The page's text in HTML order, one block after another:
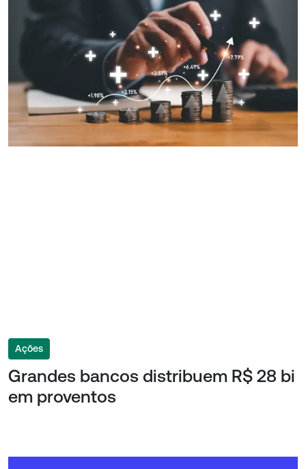
Ações
Grandes bancos distribuem R$ 28 bi
em proventos